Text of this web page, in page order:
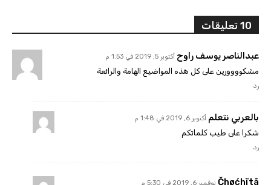
10 تعليقات
عبدالناصر يوسف راوح أكتوبر 5, 2019 في 1:53 م
مشكوووورين على كل هذه المواضيع الهامة والرائعة
رد
بالعربي نتعلم أكتوبر 6, 2019 في 1:48 م
شكرا على طيب كلماتكم
رد
Čhøćhïtã نوفمبر 6, 2019 في 5:30 م